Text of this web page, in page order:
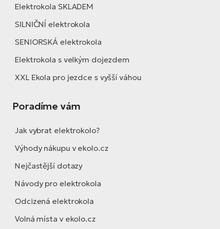
Elektrokola SKLADEM
SILNIČNÍ elektrokola
SENIORSKÁ elektrokola
Elektrokola s velkým dojezdem
XXL Ekola pro jezdce s vyšší váhou
Poradíme vám
Jak vybrat elektrokolo?
Výhody nákupu v ekolo.cz
Nejčastější dotazy
Návody pro elektrokola
Odcizená elektrokola
Volná místa v ekolo.cz